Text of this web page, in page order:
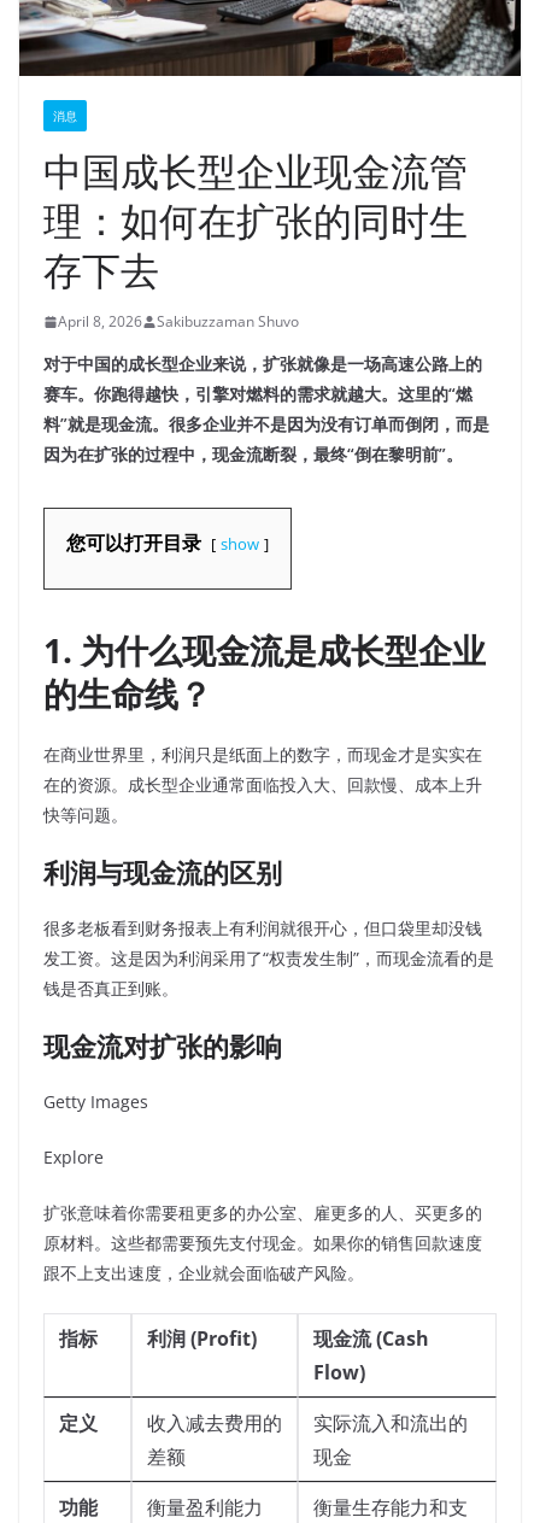
消息
中国成长型企业现金流管
理：如何在扩张的同时生
存下去
April 8, 2026 Sakibuzzaman Shuvo
对于中国的成长型企业来说，扩张就像是一场高速公路上的
赛车。你跑得越快，引擎对燃料的需求就越大。这里的“燃
料”就是现金流。很多企业并不是因为没有订单而倒闭，而是
因为在扩张的过程中，现金流断裂，最终“倒在黎明前”。
您可以打开目录 show
1. 为什么现金流是成长型企业
的生命线？
在商业世界里，利润只是纸面上的数字，而现金才是实实在
在的资源。成长型企业通常面临投入大、回款慢、成本上升
快等问题。
利润与现金流的区别
很多老板看到财务报表上有利润就很开心，但口袋里却没钱
发工资。这是因为利润采用了“权责发生制”，而现金流看的是
钱是否真正到账。
现金流对扩张的影响
Getty Images
Explore
扩张意味着你需要租更多的办公室、雇更多的人、买更多的
原材料。这些都需要预先支付现金。如果你的销售回款速度
跟不上支出速度，企业就会面临破产风险。
指标 利润 (Profit)
现金流 (Cash
Flow)
定义
收入减去费用的
差额
实际流入和流出的
现金
功能
衡量盈利能力
衡量生存能力和支